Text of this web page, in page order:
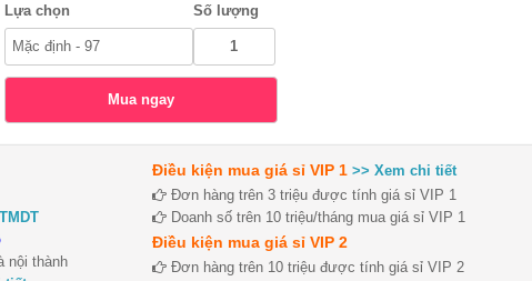
Lựa chọn Số lượng
nội thành
Điều kiện mua giá sỉ VIP 1 >> Xem chi tiết
Đơn hàng trên 3 triệu được tính giá sỉ VIP 1
Doanh số trên 10 triệu/tháng mua giá sỉ VIP 1
Điều kiện mua giá sỉ VIP 2
Đơn hàng trên 10 triệu được tính giá sỉ VIP 2